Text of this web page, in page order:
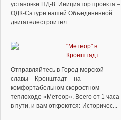
установки ПД-8. Инициатор проекта –
ОДК-Сатурн нашей Объединенной
двигателестроител...
"Метеор" в
Кронштадт
Отправляйтесь в Город морской
славы – Кронштадт – на
комфортабельном скоростном
теплоходе «Метеор». Всего от 1 часа
в пути, и вам откроются: Историчес...